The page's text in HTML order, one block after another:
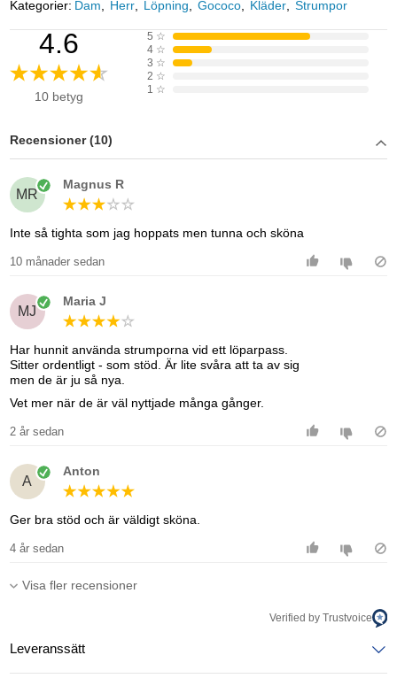
Kategorier: Dam Herr Löpning Gococo Kläder Strumpor
4.6
10 betyg
5 ☆
4 ☆
3 ☆
2 ☆
1 ☆
Recensioner (10)
MR
Magnus R
Inte så tighta som jag hoppats men tunna och sköna
10 månader sedan
MJ
Maria J
Har hunnit använda strumporna vid ett löparpass.
Sitter ordentligt - som stöd. Är lite svåra att ta av sig
men de är ju så nya.
Vet mer när de är väl nyttjade många gånger.
2 år sedan
A
Anton
Ger bra stöd och är väldigt sköna.
4 år sedan
Visa fler recensioner
Verified by Trustvoice
Leveranssätt